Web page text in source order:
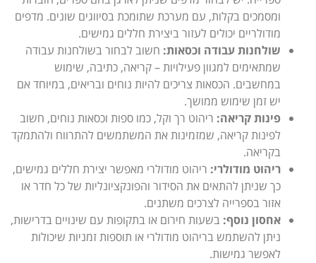
ומסמכים בקלות, עם מערכת שתומכת בסיווגים שונים. מדפים
מודולריים יכולים לעזור ביצירת חללים גמישים.
שולחנות עבודה וכסאות: חשוב לבחור בשולחנות עבודה
שמתאימים למגוון פעילויות – קריאה, כתיבה, שימוש
במחשבים. הכסאות צריכים להיות נוחים ובריאים, במיוחד אם
יש זמן שימוש ממושך.
פינות קריאה: ריהוט רך וקל, כמו ספות וכסאות נוחים, חשוב
לפינות קריאה, שמזמינות את המשתמשים להתרווח ולהתמקד
בקריאה.
ריהוט מודולרי: ריהוט מודולרי מאפשר יצירת חללים גמישים,
כך שניתן להתאים את הסידור והפונקציונליות של כל חדר או
אזור בספרייה לצרכים משתנים.
אחסון נוסף: בשעות חירום או בתקופות עם שינויים בדרישות,
ניתן להשתמש בריהוט מודולרי או תוספות זמניות שיכולות
לאפשר גמישות.